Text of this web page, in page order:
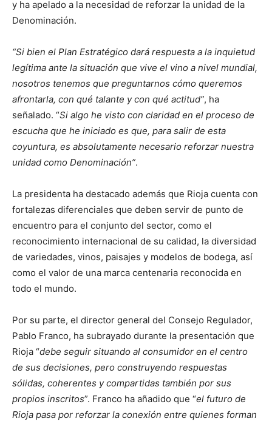
y ha apelado a la necesidad de reforzar la unidad de la
Denominación.
“Si bien el Plan Estratégico dará respuesta a la inquietud
legítima ante la situación que vive el vino a nivel mundial,
nosotros tenemos que preguntarnos cómo queremos
afrontarla, con qué talante y con qué actitud”, ha
señalado. “Si algo he visto con claridad en el proceso de
escucha que he iniciado es que, para salir de esta
coyuntura, es absolutamente necesario reforzar nuestra
unidad como Denominación”.
La presidenta ha destacado además que Rioja cuenta con
fortalezas diferenciales que deben servir de punto de
encuentro para el conjunto del sector, como el
reconocimiento internacional de su calidad, la diversidad
de variedades, vinos, paisajes y modelos de bodega, así
como el valor de una marca centenaria reconocida en
todo el mundo.
Por su parte, el director general del Consejo Regulador,
Pablo Franco, ha subrayado durante la presentación que
Rioja “debe seguir situando al consumidor en el centro
de sus decisiones, pero construyendo respuestas
sólidas, coherentes y compartidas también por sus
propios inscritos”. Franco ha añadido que “el futuro de
Rioja pasa por reforzar la conexión entre quienes forman